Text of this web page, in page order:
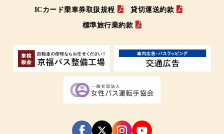
ICカード乗車券取扱規程 貸切運送約款
標準旅行業約款